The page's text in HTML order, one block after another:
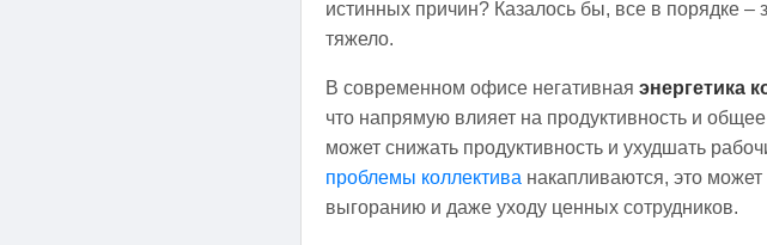
истинных причин? Казалось бы, все в порядке
тяжело.
В современном офисе негативная энергетика
что напрямую влияет на продуктивность и
может снижать продуктивность и ухудшать
проблемы коллектива накапливаются, это
выгоранию и даже уходу ценных сотрудников.